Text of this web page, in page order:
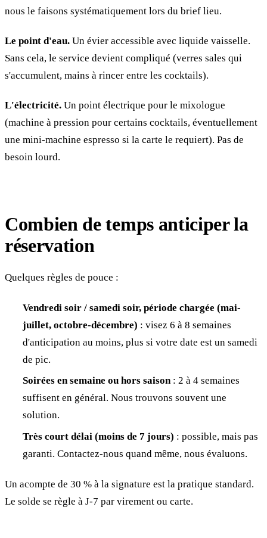
nous le faisons systématiquement lors du brief lieu.
Le point d'eau. Un évier accessible avec liquide vaisselle.
Sans cela, le service devient compliqué (verres sales qui
s'accumulent, mains à rincer entre les cocktails).
L'électricité. Un point électrique pour le mixologue
(machine à pression pour certains cocktails, éventuellement
une mini-machine espresso si la carte le requiert). Pas de
besoin lourd.
Combien de temps anticiper la
réservation
Quelques règles de pouce :
Vendredi soir / samedi soir, période chargée (mai-
juillet, octobre-décembre) : visez 6 à 8 semaines
d'anticipation au moins, plus si votre date est un samedi
de pic.
Soirées en semaine ou hors saison: 2 à 4 semaines
suffisent en général. Nous trouvons souvent une
solution.
Très court délai (moins de 7 jours) : possible, mais pas
garanti. Contactez-nous quand même, nous évaluons.
Un acompte de 30 % à la signature est la pratique standard.
Le solde se règle à J-7 par virement ou carte.